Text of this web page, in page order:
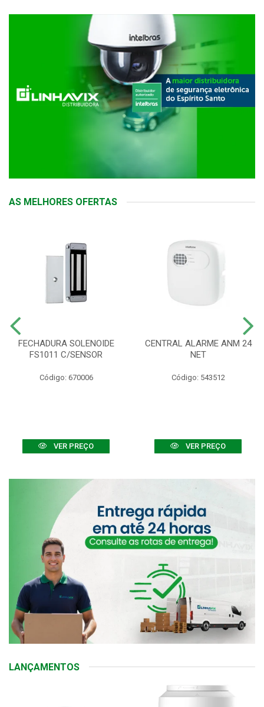
AS MELHORES OFERTAS
FECHADURA SOLENOIDE
FS1011 C/SENSOR
Código: 670006
VER PREÇO
CENTRAL ALARME ANM 24
NET
Código: 543512
VER PREÇO
LANÇAMENTOS